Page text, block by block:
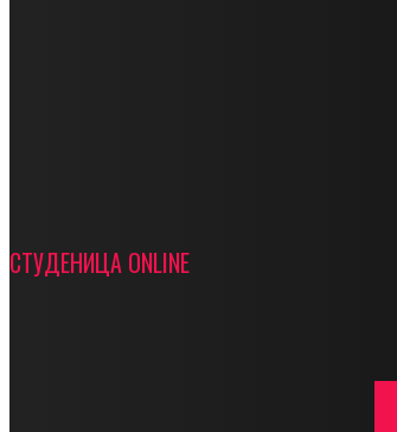
СТУДЕНИЦА ONLINE